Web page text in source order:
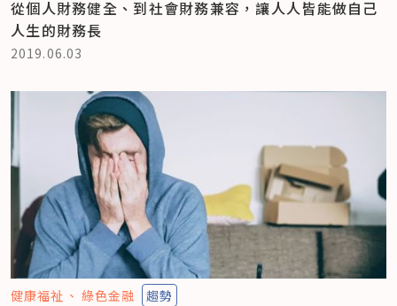
從個人財務健全、到社會財務兼容，讓人人皆能做自己
人生的財務長
2019.06.03
健康福祉 綠色金融 趨勢